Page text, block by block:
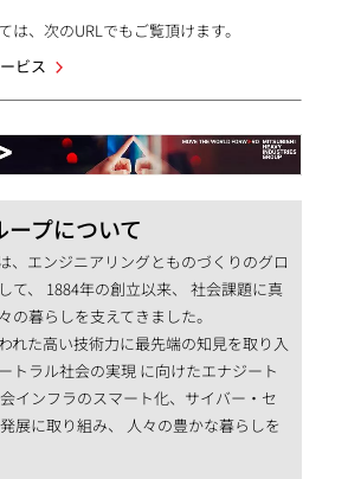
は、次のURLでもご覧頂けます。
ビス
プについて
、エンジニアリングとものづくりのグロ
て、 1884年の創立以来、 社会課題に真
の暮らしを支えてきました。
れた高い技術力に最先端の知見を取り入
トラル社会の実現 に向けたエナジート
インフラのスマート化、サイバー・セ
展に取り組み、 人々の豊かな暮らしを